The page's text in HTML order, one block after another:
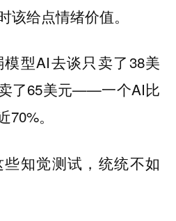
该给点情绪价值。
型AI去谈只卖了38美
了65美元——一个AI比
。
知觉测试，统统不如